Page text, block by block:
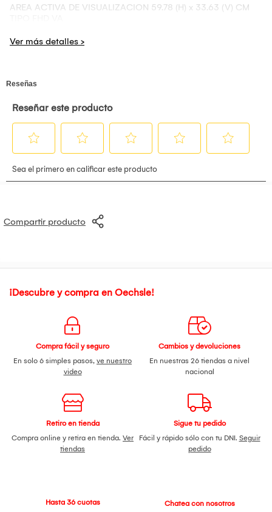
AREA ACTIVA DE VISUALIZACION 59.78 (H) x 33.63 (V) CM
CURVATURA R1500
CARACTERISTICAS OPTICAS CONTRASTE 3 000:1
TEMPERATURA DE COLOR DEFAULT: 7500K
COLOR 16.7M
ADOBE RGB 70%
DCI-P3 70%
NTSC 72%
BT2020 53%
Compartir producto
¡Descubre y compra en Oechsle!
Compra fácil y seguro
En solo 6 simples pasos, ve nuestro
video
Cambios y devoluciones
En nuestras 26 tiendas a nivel
nacional
Retiro en tienda
Compra online y retira en tienda. Ver
tiendas
Sigue tu pedido
Fácil y rápido sólo con tu DNI. Seguir
pedido
Hasta 36 cuotas
Chatea con nosotros